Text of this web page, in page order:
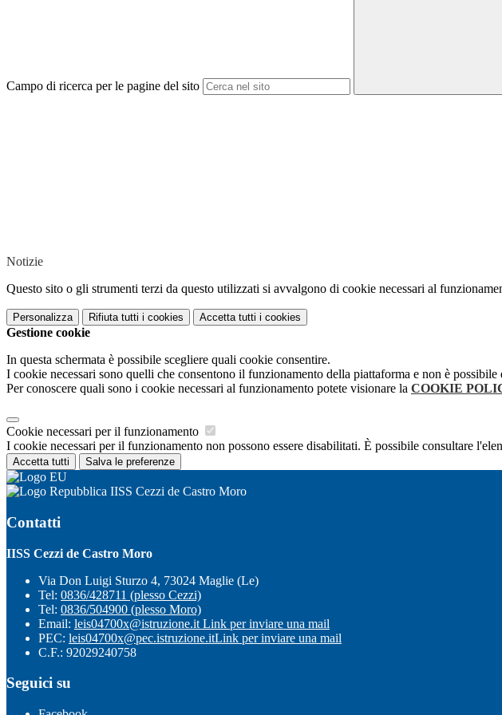
Campo di ricerca per le pagine del sito
Notizie
Questo sito o gli strumenti terzi da questo utilizzati si avvalgono di cookie necessari al
Personalizza Rifiuta tutti i cookies Accetta tutti i cookies
Gestione cookie
In questa schermata è possibile scegliere quali cookie consentire.
I cookie necessari sono quelli che consentono il funzionamento della piattaforma e non è
Per conoscere quali sono i cookie necessari al funzionamento potete visionare la COOKIE
Cookie necessari per il funzionamento
I cookie necessari per il funzionamento non possono essere disabilitati. È possibile consultare
Accetta tutti Salva le preferenze
IISS Cezzi de Castro Moro
Contatti
IISS Cezzi de Castro Moro
Via Don Luigi Sturzo 4, 73024 Maglie (Le)
Tel: 0836/428711 (plesso Cezzi)
Tel: 0836/504900 (plesso Moro)
Email: leis04700x@istruzione.it Link per inviare una mail
PEC: leis04700x@pec.istruzione.itLink per inviare una mail
C.F.: 92029240758
Seguici su